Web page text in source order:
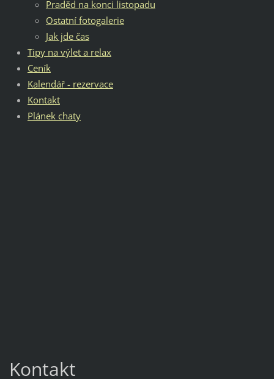
Praděd na konci listopadu
Ostatní fotogalerie
Jak jde čas
Tipy na výlet a relax
Ceník
Kalendář - rezervace
Kontakt
Plánek chaty
Kontakt